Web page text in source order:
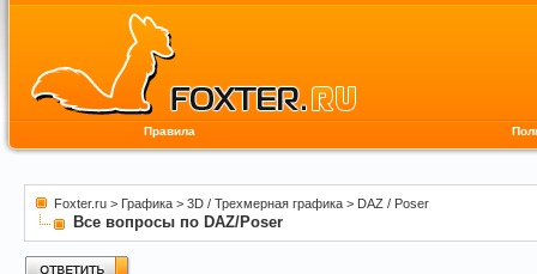
Правила
Foxter.ru > Графика > 3D / Трехмерная графика > DAZ / Poser
Все вопросы по DAZ/Poser